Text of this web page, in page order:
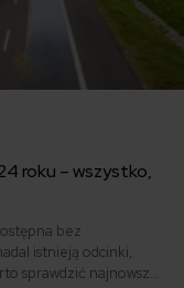
roku – wszystko,
bez
istnieją odcinki,
sprawdzić najnowsze